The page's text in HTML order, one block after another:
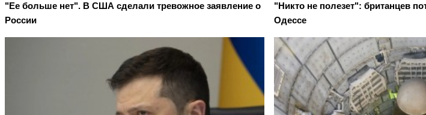
"Ее больше нет". В США сделали тревожное заявление о
России
"Никто не полезет": британцев
Одессе